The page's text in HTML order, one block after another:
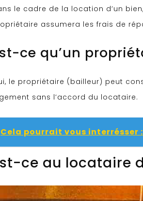
le cadre de la location d’un
assumera les frais de
ce qu’un
le propriétaire (bailleur) peut
sans l’accord du locataire.
Cela pourrait vous interrésser :
ce au locataire